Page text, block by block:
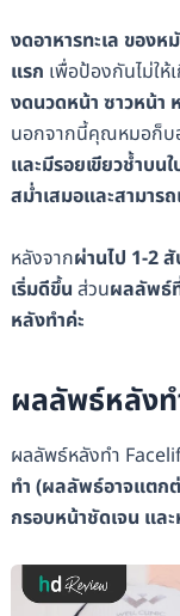
งดอาหารทะเล ของ
แรก เพื่อป้องกันไม่ให้
งดนวดหน้า ซาวหน้า
นอกจากนี้คุณหมอก็บ
และมีรอยเขียวช้ำบน
สม่ำเสมอและสามาร
หลังจากผ่านไป 1-2
เริ่มดีขึ้น ส่วนผลลัพธ์ที่
หลังทำค่ะ
ผลลัพธ์หลัง
ผลลัพธ์หลังทำ
ทำ (ผลลัพธ์อาจแตก
กรอบหน้าชัดเจน แล